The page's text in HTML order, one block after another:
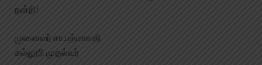
நன்றி!
முனைவர் சா.பத்மாவதி
கல்லூரி முதல்வர்